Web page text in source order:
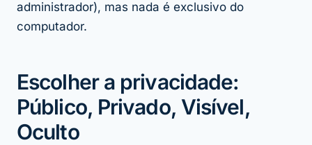
administrador), mas nada é exclusivo do
computador.
Escolher a privacidade:
Público, Privado, Visível,
Oculto